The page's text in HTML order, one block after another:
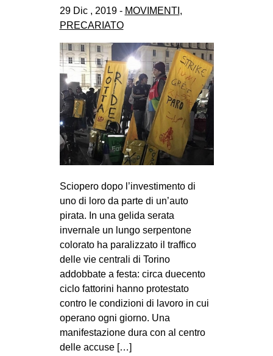
29 Dic , 2019 - MOVIMENTI ,
PRECARIATO
Sciopero dopo l’investimento di
uno di loro da parte di un’auto
pirata. In una gelida serata
invernale un lungo serpentone
colorato ha paralizzato il traffico
delle vie centrali di Torino
addobbate a festa: circa duecento
ciclo fattorini hanno protestato
contro le condizioni di lavoro in cui
operano ogni giorno. Una
manifestazione dura con al centro
delle accuse […]